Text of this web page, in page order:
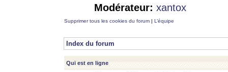
Modérateur: xantox
Supprimer tous les cookies du forum | L’équipe
Index du forum
Qui est en ligne